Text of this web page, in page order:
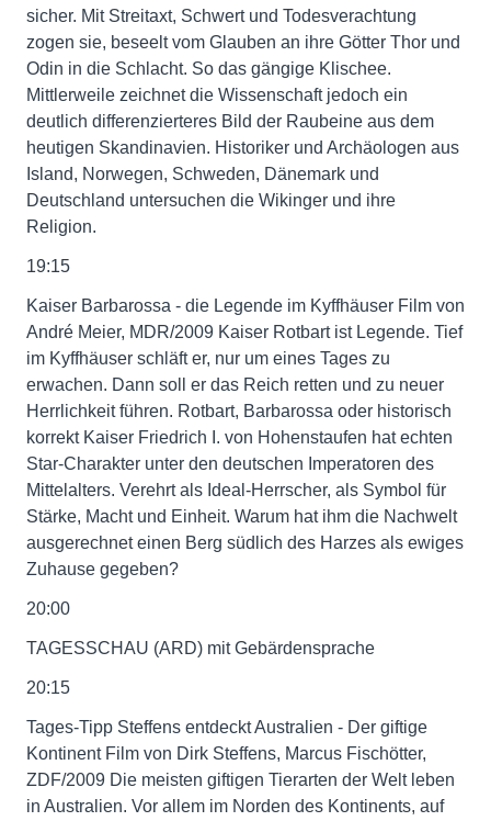
sicher. Mit Streitaxt, Schwert und Todesverachtung
zogen sie, beseelt vom Glauben an ihre Götter Thor und
Odin in die Schlacht. So das gängige Klischee.
Mittlerweile zeichnet die Wissenschaft jedoch ein
deutlich differenzierteres Bild der Raubeine aus dem
heutigen Skandinavien. Historiker und Archäologen aus
Island, Norwegen, Schweden, Dänemark und
Deutschland untersuchen die Wikinger und ihre
Religion.
19:15
Kaiser Barbarossa - die Legende im Kyffhäuser Film von
André Meier, MDR/2009 Kaiser Rotbart ist Legende. Tief
im Kyffhäuser schläft er, nur um eines Tages zu
erwachen. Dann soll er das Reich retten und zu neuer
Herrlichkeit führen. Rotbart, Barbarossa oder historisch
korrekt Kaiser Friedrich I. von Hohenstaufen hat echten
Star-Charakter unter den deutschen Imperatoren des
Mittelalters. Verehrt als Ideal-Herrscher, als Symbol für
Stärke, Macht und Einheit. Warum hat ihm die Nachwelt
ausgerechnet einen Berg südlich des Harzes als ewiges
Zuhause gegeben?
20:00
TAGESSCHAU (ARD) mit Gebärdensprache
20:15
Tages-Tipp Steffens entdeckt Australien - Der giftige
Kontinent Film von Dirk Steffens, Marcus Fischötter,
ZDF/2009 Die meisten giftigen Tierarten der Welt leben
in Australien. Vor allem im Norden des Kontinents, auf